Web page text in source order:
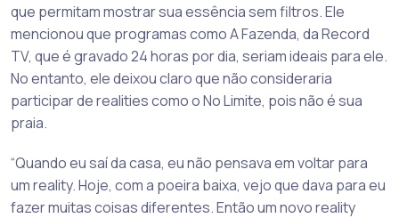
que permitam mostrar sua essência sem filtros. Ele
mencionou que programas como A Fazenda, da Record
TV, que é gravado 24 horas por dia, seriam ideais para ele.
No entanto, ele deixou claro que não consideraria
participar de realities como o No Limite, pois não é sua
praia.
“Quando eu saí da casa, eu não pensava em voltar para
um reality. Hoje, com a poeira baixa, vejo que dava para eu
fazer muitas coisas diferentes. Então um novo reality